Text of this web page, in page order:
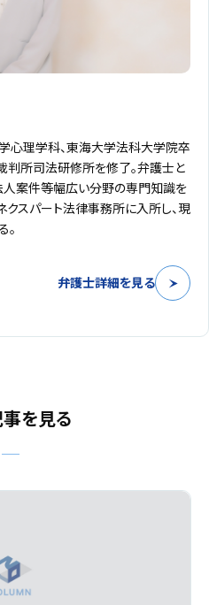
心理学科、東海大学法科大学院卒
判所司法研修所を修了。弁護士と
人案件等幅広い分野の専門知識を
スパート法律事務所に入所し、現
弁護士詳細を見る
を見る